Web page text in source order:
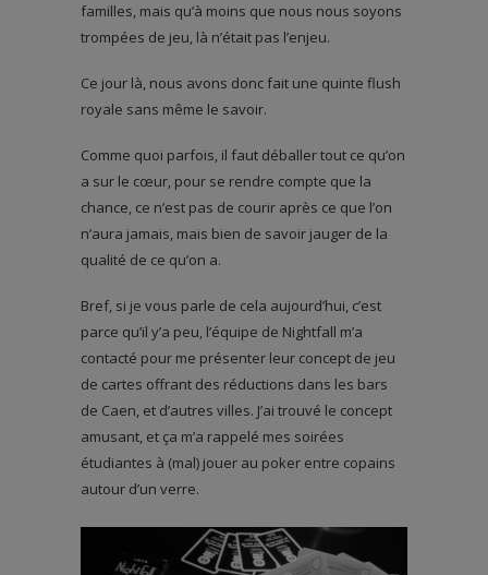
familles, mais qu’à moins que nous nous soyons
trompées de jeu, là n’était pas l’enjeu.
Ce jour là, nous avons donc fait une quinte flush
royale sans même le savoir.
Comme quoi parfois, il faut déballer tout ce qu’on
a sur le cœur, pour se rendre compte que la
chance, ce n’est pas de courir après ce que l’on
n’aura jamais, mais bien de savoir jauger de la
qualité de ce qu’on a.
Bref, si je vous parle de cela aujourd’hui, c’est
parce qu’il y’a peu, l’équipe de Nightfall m’a
contacté pour me présenter leur concept de jeu
de cartes offrant des réductions dans les bars
de Caen, et d’autres villes. J’ai trouvé le concept
amusant, et ça m’a rappelé mes soirées
étudiantes à (mal) jouer au poker entre copains
autour d’un verre.